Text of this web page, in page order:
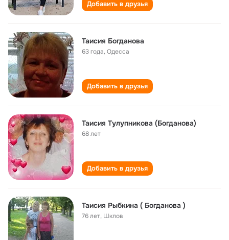
Добавить в друзья
Таисия Богданова
63 года,Одесса
Добавить в друзья
Таисия Тулупникова (Богданова)
68 лет
Добавить в друзья
Таисия Рыбкина ( Богданова )
76 лет, Шклов